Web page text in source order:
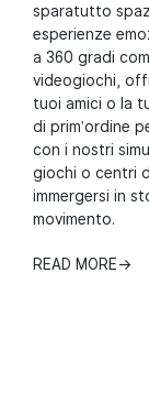
sparatutto
esperienze
a 360 gradi
videogiochi,
tuoi amici o la
di prim'ordine
con i nostri
giochi o centri
immergersi in
movimento.
READ MORE→